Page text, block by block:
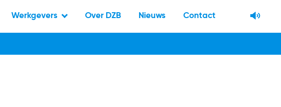
Werkgevers Over DZB Nieuws Contact